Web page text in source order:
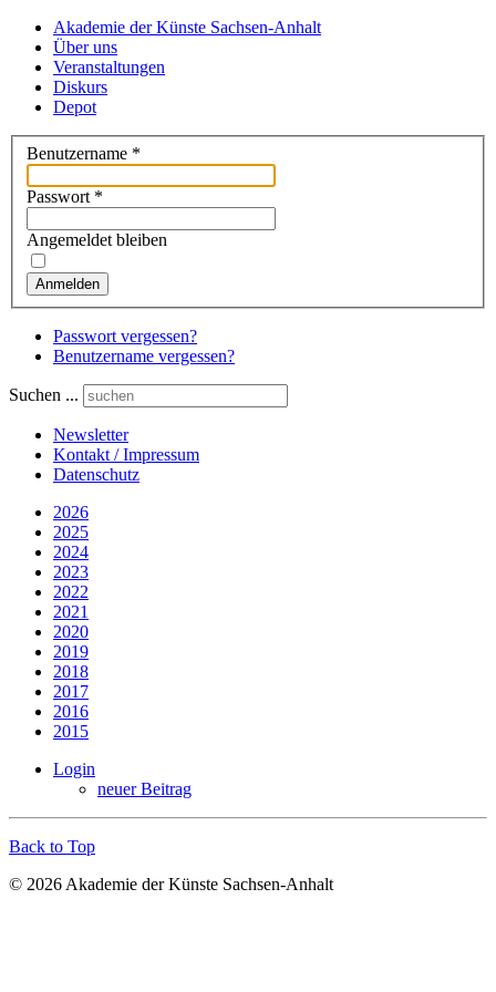
Akademie der Künste Sachsen-Anhalt
Über uns
Veranstaltungen
Diskurs
Depot
Benutzername *
Passwort *
Angemeldet bleiben
Anmelden
Passwort vergessen?
Benutzername vergessen?
Suchen ...
Newsletter
Kontakt / Impressum
Datenschutz
2026
2025
2024
2023
2022
2021
2020
2019
2018
2017
2016
2015
Login
neuer Beitrag
Back to Top
© 2026 Akademie der Künste Sachsen-Anhalt